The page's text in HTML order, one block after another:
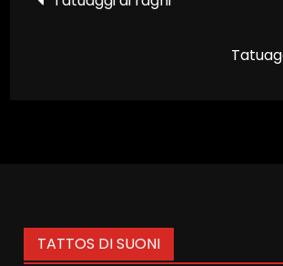
TATTOS DI SUONI